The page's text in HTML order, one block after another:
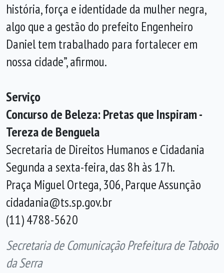
história, força e identidade da mulher negra,
algo que a gestão do prefeito Engenheiro
Daniel tem trabalhado para fortalecer em
nossa cidade”, afirmou.
Serviço
Concurso de Beleza: Pretas que Inspiram -
Tereza de Benguela
Secretaria de Direitos Humanos e Cidadania
Segunda a sexta-feira, das 8h às 17h.
Praça Miguel Ortega, 306, Parque Assunção
cidadania@ts.sp.gov.br
(11) 4788-5620
Secretaria de Comunicação Prefeitura de Taboão
da Serra